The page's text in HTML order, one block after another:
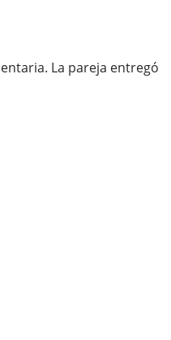
La pareja entregó